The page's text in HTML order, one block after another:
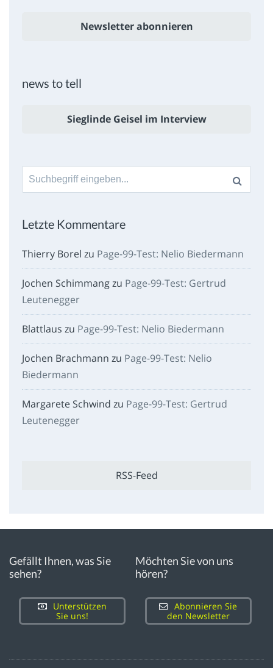
Newsletter abonnieren
news to tell
Sieglinde Geisel im Interview
Suche
nach:
Letzte Kommentare
Thierry Borel zu Page-99-Test: Nelio Biedermann
Jochen Schimmangzu Page-99-Test: Gertrud
Leutenegger
Blattlaus zu Page-99-Test: Nelio Biedermann
Jochen Brachmann zu Page-99-Test: Nelio
Biedermann
Margarete Schwind zu Page-99-Test: Gertrud
Leutenegger
RSS-Feed
Gefällt Ihnen, was Sie
sehen?
Unterstützen
Sie uns!
Möchten Sie von uns
hören?
Abonnieren Sie
den Newsletter